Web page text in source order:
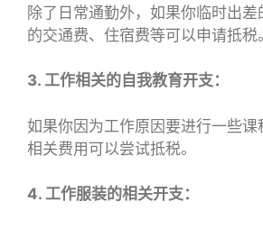
除了日常通勤外，如果你临时出差
的交通费、住宿费等可以申请抵税。
3. 工作相关的自我教育开支：
如果你因为工作原因要进行一些课
相关费用可以尝试抵税。
4. 工作服装的相关开支：